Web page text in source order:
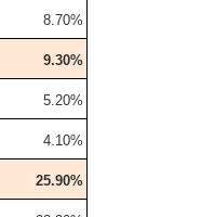
8.70%
9.30%
5.20%
4.10%
25.90%